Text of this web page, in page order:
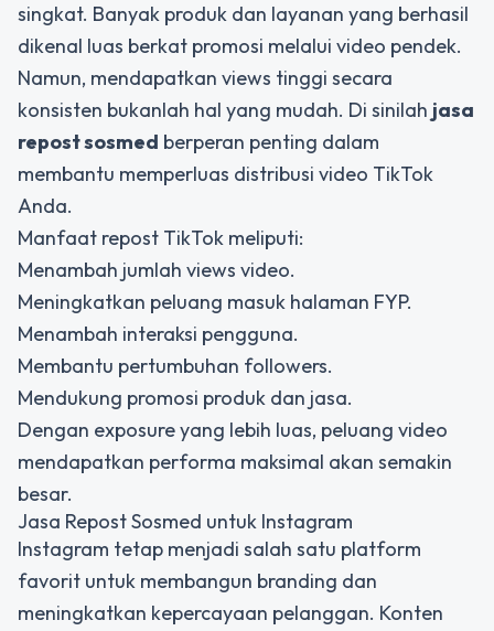
singkat. Banyak produk dan layanan yang berhasil
dikenal luas berkat promosi melalui video pendek.
Namun, mendapatkan views tinggi secara
konsisten bukanlah hal yang mudah. Di sinilah jasa
repost sosmed berperan penting dalam
membantu memperluas distribusi video TikTok
Anda.
Manfaat repost TikTok meliputi:
Menambah jumlah views video.
Meningkatkan peluang masuk halaman FYP.
Menambah interaksi pengguna.
Membantu pertumbuhan followers.
Mendukung promosi produk dan jasa.
Dengan exposure yang lebih luas, peluang video
mendapatkan performa maksimal akan semakin
besar.
Jasa Repost Sosmed untuk Instagram
Instagram tetap menjadi salah satu platform
favorit untuk membangun branding dan
meningkatkan kepercayaan pelanggan. Konten